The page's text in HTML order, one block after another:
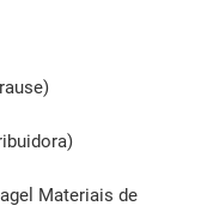
Materiais de